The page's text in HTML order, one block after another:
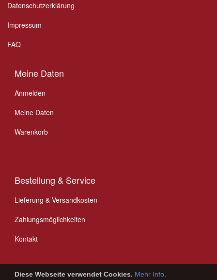
Diese Webseite verwendet Cookies. Mehr Info
Datenschutzerklärung
Impressum
FAQ
Meine Daten
Anmelden
Meine Daten
Warenkorb
Bestellung & Service
Lieferung & Versandkosten
Zahlungsmöglichkeiten
Kontakt